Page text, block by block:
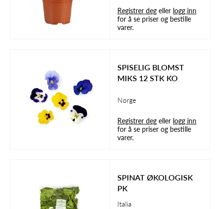
Registrer deg eller logg inn
for å se priser og bestille
varer.
SPISELIG BLOMST
MIKS 12 STK KO
Norge
Registrer deg eller logg inn
for å se priser og bestille
varer.
SPINAT ØKOLOGISK
PK
Italia